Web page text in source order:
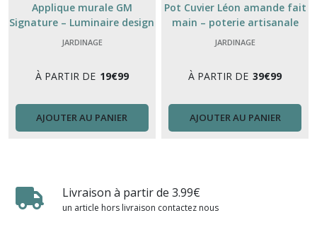
Applique murale GM
Signature – Luminaire design
moderne intérieur
JARDINAGE
À PARTIR DE 19€99
AJOUTER AU PANIER
Pot Cuvier Léon amande fait
main – poterie artisanale
Poterie du Bousquet
JARDINAGE
À PARTIR DE 39€99
AJOUTER AU PANIER
Livraison à partir de 3.99€
un article hors livraison contactez nous